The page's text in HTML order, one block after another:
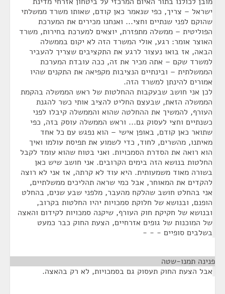
ישראל – צריך, כפי שנאמר כאן קודם, שאותו משרד ממשלתי
שהוקם לפני שנתיים וחצי... ואנחנו מכירים את המערכת
הפוליטית – ממשלה מתפזרת, יוצאים למערכת בחירות, משרד
האוצר אומר: רגע, אולי המשרד הזה לא יקום בממשלה
הבאה, אז בואו נעצור לרגע את התקציבים שצריך להעביר
למשרד שקם – אתה מכיר את זה, ככה עובדת המערכת
הממשלתית – ובינתיים הנציבות מקפיאה את התקנים שהיו
אמורים להינתן למשרד הזה.
לכן אני חושב שבעקבות ההחלטות של ראש הממשלה בהקמת
הממשלה הזאת, שבעצם החליט להציב אותי כשר להגנת
העורף, להמשיך את ההחלטה שהוא והממשלה קיבלו לפני
כשנתיים וחצי לעסוק גם... וראש הממשלה עוסק בזה, כפי
שתואר כאן קודם, באופן אישי – הוא נפגש עם כל אחד
מאיתנו, מהשרים, לחוד, כדי לשמוע את תפיסת עולמו ואיך
הוא רואה את הסדרת הסמכויות. ואני בטוח שהוא עומד לקבל
החלטות בנושא הזה בימים הקרובים. אני חושב שיש כאן
בשורה מאוד משמעותית. היא עוד לא קרתה, אז אני לא רוצה
להקדים את המאוחר, אבל כמי שראה תהליכים ממשלתיים,
אני בהחלט חושב שהלקח מהעבר, מלפני שבע שנים, בהחלט
הופנם, ובנושא של חלוקת סמכויות יהיו החלטות בקרוב,
ובנושא של חקיקת חוק העורף, שיקנה סמכויות לקידום והאצה
של המוכנות של גופים אזרחיים, הצעת החוק כבר כמעט
בשלבים סופיים - - -
פנינה תמנו-שטה
אבל הצעת החוק תעסוק גם בסמכויות, לא רק בהאצה.